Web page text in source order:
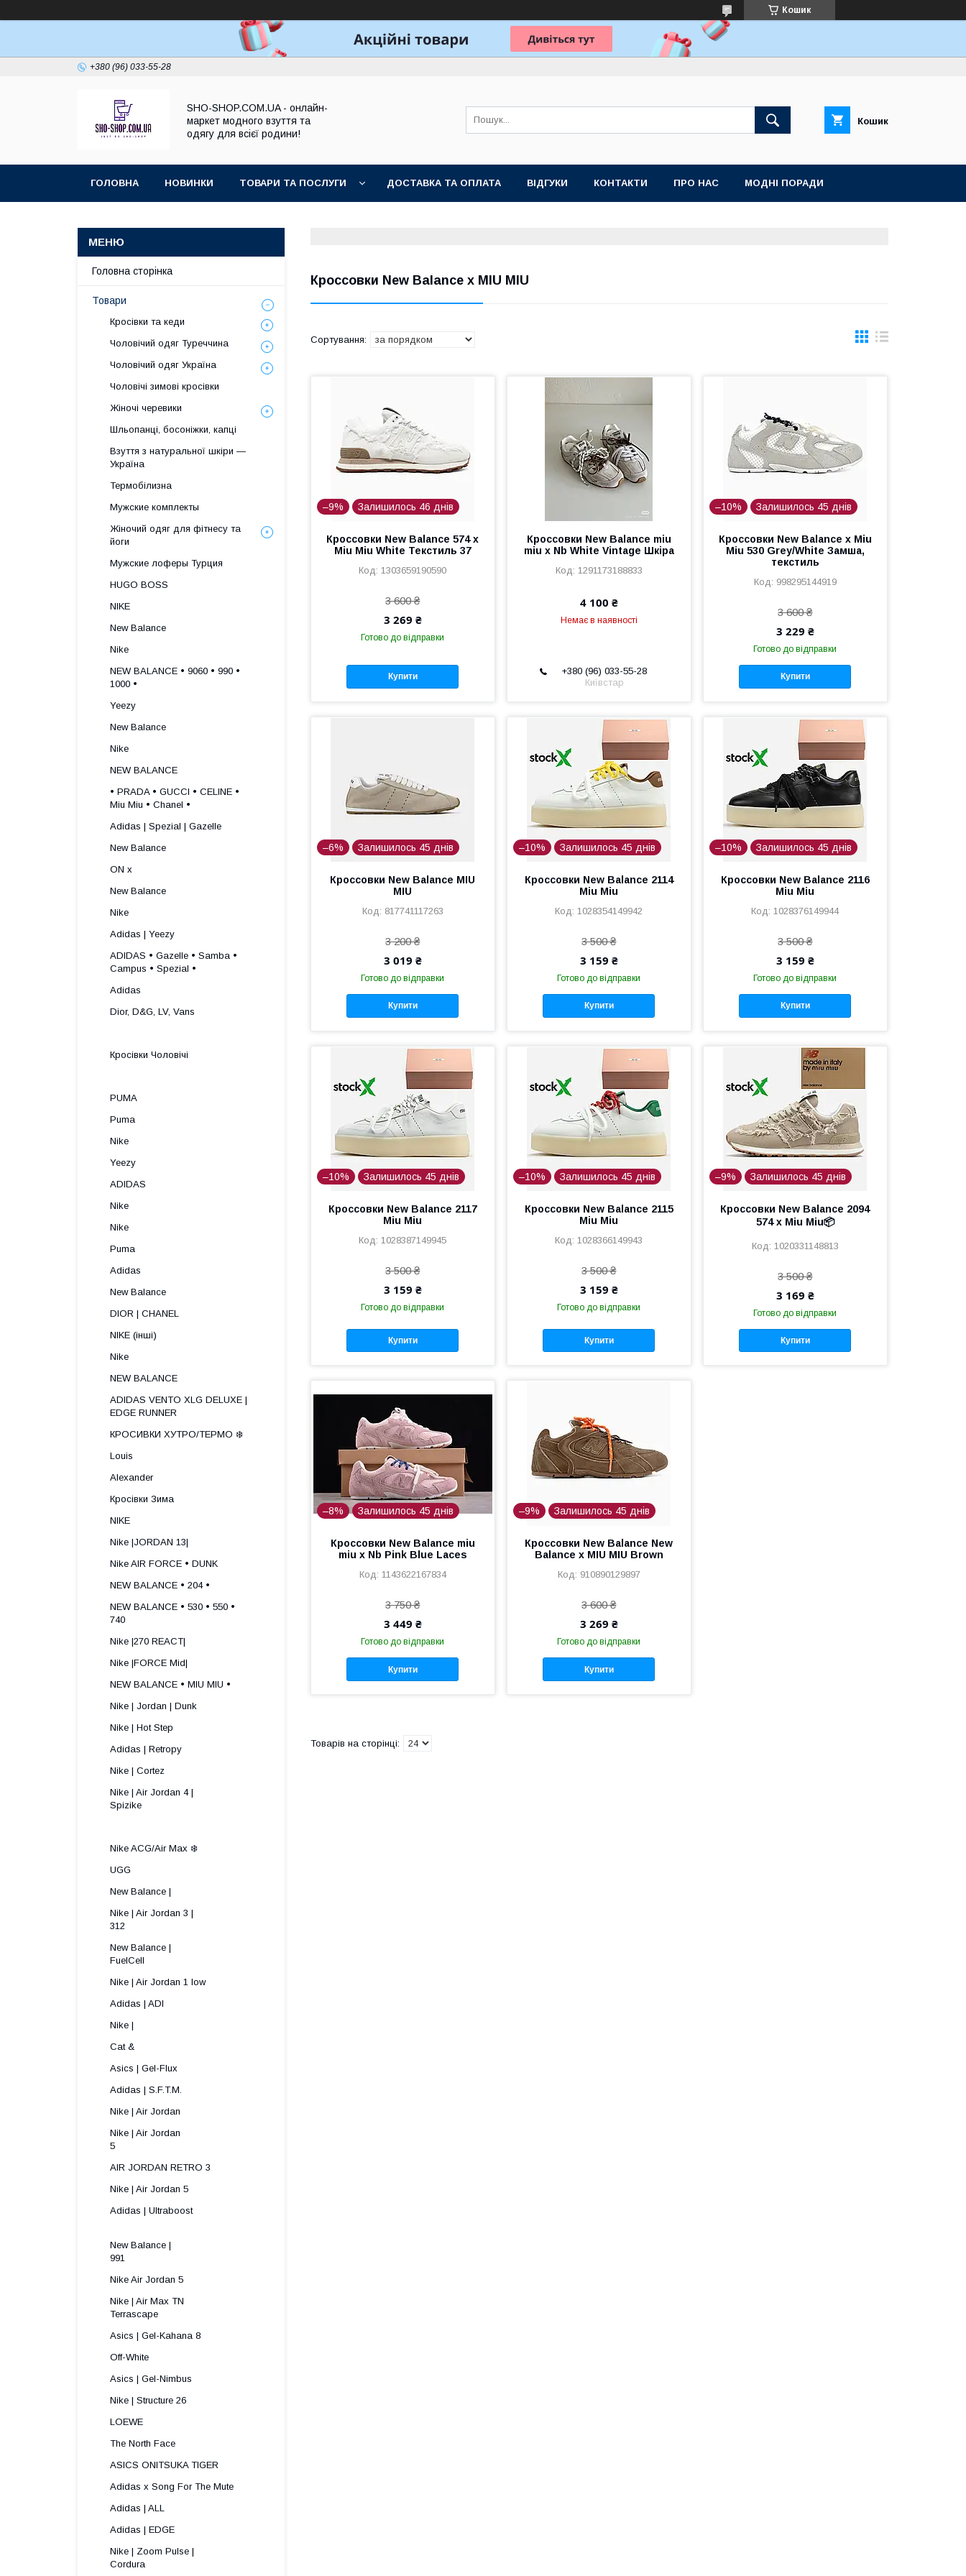
Кошик
+380 (96) 033-55-28
SHO-SHOP.COM.UA - онлайн-
маркет модного взуття та
одягу для всієї родини!
Кошик
ГОЛОВНА НОВИНКИ ТОВАРИ ТА ПОСЛУГИ ДОСТАВКА ТА ОПЛАТА ВІДГУКИ КОНТАКТИ ПРО НАС МОДНІ ПОРАДИ
Кроссовки New Balance x MIU MIU
–9% Залишилось 46 днів
Кроссовки New Balance 574 x
Miu Miu White Текстиль 37
1303659190590
3 600 ₴
3 269 ₴
Готово до відправки
Купити
Кроссовки New Balance miu
miu x Nb White Vintage Шкіра
1291173188833
4 100 ₴
Немає в наявності
+380 (96) 033-55-28
Київстар
–10% Залишилось 45 днів
Кроссовки New Balance x Miu
Miu 530 Grey/White Замша,
текстиль
998295144919
3 600 ₴
3 229 ₴
Готово до відправки
Купити
–6% Залишилось 45 днів
Кроссовки New Balance MIU
MIU
817741117263
3 200 ₴
3 019 ₴
Готово до відправки
Купити
–10% Залишилось 45 днів
Кроссовки New Balance 2114
Miu Miu
1028354149942
3 500 ₴
3 159 ₴
Готово до відправки
Купити
–10% Залишилось 45 днів
Кроссовки New Balance 2116
Miu Miu
1028376149944
3 500 ₴
3 159 ₴
Готово до відправки
Купити
–10% Залишилось 45 днів
Кроссовки New Balance 2117
Miu Miu
1028387149945
3 500 ₴
3 159 ₴
Готово до відправки
Купити
–10% Залишилось 45 днів
Кроссовки New Balance 2115
Miu Miu
1028366149943
3 500 ₴
3 159 ₴
Готово до відправки
Купити
–9% Залишилось 45 днів
Кроссовки New Balance 2094
574 x Miu Miu📦
1020331148813
3 500 ₴
3 169 ₴
Готово до відправки
Купити
–8% Залишилось 45 днів
Кроссовки New Balance miu
miu x Nb Pink Blue Laces
1143622167834
3 750 ₴
3 449 ₴
Готово до відправки
Купити
–9% Залишилось 45 днів
Кроссовки New Balance New
Balance x MIU MIU Brown
910890129897
3 600 ₴
3 269 ₴
Готово до відправки
Купити
Головна сторінка
Товари
Кросівки та кеди
Чоловічий одяг Туреччина
Чоловічий одяг Україна
Чоловічі зимові кросівки
Жіночі черевики
Шльопанці, босоніжки, капці
Взуття з натуральної шкіри —
Україна
Термобілизна
Мужские комплекты
Жіночий одяг для фітнесу та
йоги
Мужские лоферы Турция
HUGO BOSS
NIKE
New Balance
Nike
NEW BALANCE • 9060 • 990 •
1000 •
Yeezy
New Balance
Nike
NEW BALANCE
• PRADA • GUCCI • CELINE •
Miu Miu • Chanel •
Adidas | Spezial | Gazelle
New Balance
ON x
New Balance
Nike
Adidas | Yeezy
ADIDAS • Gazelle • Samba •
Campus • Spezial •
Adidas
Dior, D&G, LV, Vans
Кросівки Чоловічі
PUMA
Puma
Nike
Yeezy
ADIDAS
Nike
Nike
Puma
Adidas
New Balance
DIOR | CHANEL
NIKE (інші)
Nike
NEW BALANCE
ADIDAS VENTO XLG DELUXE |
EDGE RUNNER
КРОСИВКИ ХУТРО/ТЕРМО ❄️
Louis
Alexander
Кросівки Зима
NIKE
Nike |JORDAN 13|
Nike AIR FORCE • DUNK
NEW BALANCE • 204 •
NEW BALANCE • 530 • 550 •
740
Nike |270 REACT|
Nike |FORCE Mid|
NEW BALANCE • MIU MIU •
Nike | Jordan | Dunk
Nike | Hot Step
Adidas | Retropy
Nike | Cortez
Nike | Air Jordan 4 |
Spizike ​
Nike ACG/Air Max ❄️
UGG
New Balance |
Nike | Air Jordan 3 |
312 ​
New Balance |
FuelCell ​
Nike | Air Jordan 1 low
Adidas | ADI
Nike |
Cat &
Asics | Gel-Flux
Adidas | S.F.T.M.
Nike | Air Jordan
Nike | Air Jordan
5 ​
AIR JORDAN RETRO 3
Nike | Air Jordan 5
Adidas | Ultraboost
New Balance |
991 ​
Nike Air Jordan 5
Nike | Air Max TN
Terrascape ​
Asics | Gel-Kahana 8
Off-White
Asics | Gel-Nimbus
Nike | Structure 26
LOEWE
The North Face
ASICS ONITSUKA TIGER
Adidas x Song For The Mute
Adidas | ALL
Adidas | EDGE
Nike | Zoom Pulse |
Cordura ​